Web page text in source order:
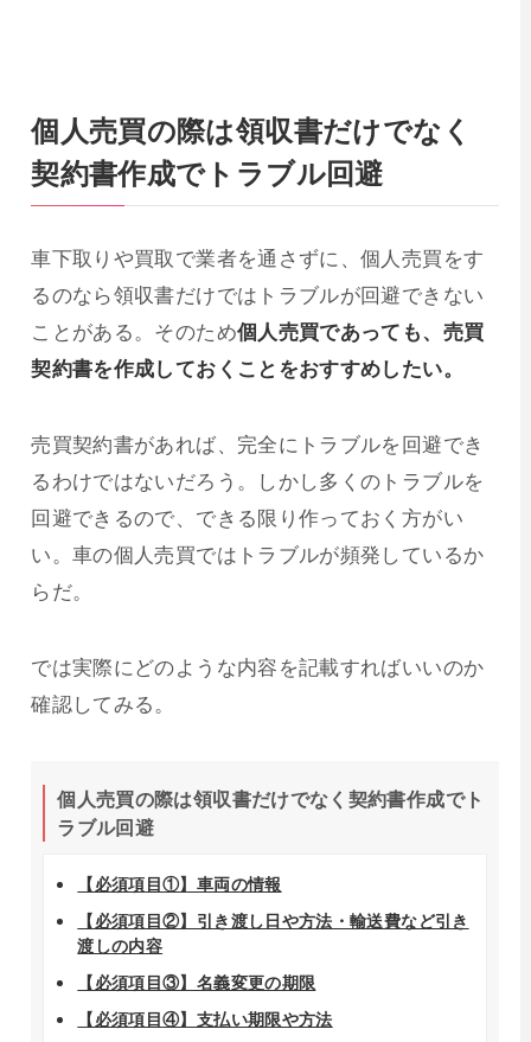
個人売買の際は領収書だけでなく
契約書作成でトラブル回避
車下取りや買取で業者を通さずに、個人売買をす
るのなら領収書だけではトラブルが回避できない
ことがある。そのため個人売買であっても、売買
契約書を作成しておくことをおすすめしたい。
売買契約書があれば、完全にトラブルを回避でき
るわけではないだろう。しかし多くのトラブルを
回避できるので、できる限り作っておく方がい
い。車の個人売買ではトラブルが頻発しているか
らだ。
では実際にどのような内容を記載すればいいのか
確認してみる。
個人売買の際は領収書だけでなく契約書作成でト
ラブル回避
【必須項目①】車両の情報
【必須項目②】引き渡し日や方法・輸送費など引き
渡しの内容
【必須項目③】名義変更の期限
【必須項目④】支払い期限や方法